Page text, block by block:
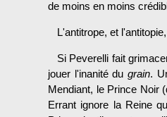
de moins en moins
L'antitrope, et
Si Peverelli fait
jouer l'inanité du grain.
Mendiant, le Prince Noir
Errant ignore la Reine